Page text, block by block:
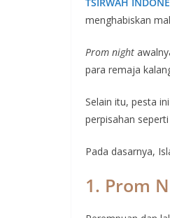
menghabiskan
Prom night
para remaja
Selain itu, pesta
perpisahan
Pada dasarnya,
1. Prom